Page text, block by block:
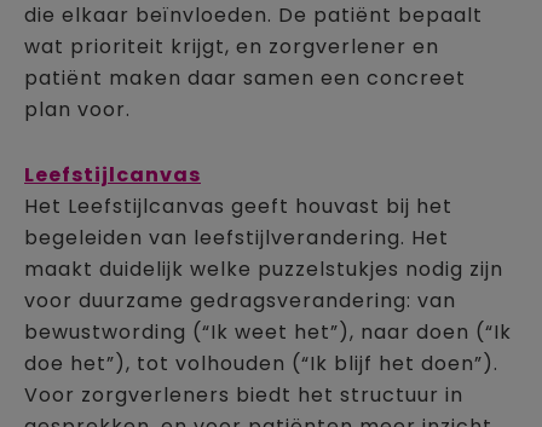
die elkaar beïnvloeden. De patiënt bepaalt
wat prioriteit krijgt, en zorgverlener en
patiënt maken daar samen een concreet
plan voor.
Leefstijlcanvas
Het Leefstijlcanvas geeft houvast bij het
begeleiden van leefstijlverandering. Het
maakt duidelijk welke puzzelstukjes nodig zijn
voor duurzame gedragsverandering: van
bewustwording (“Ik weet het”), naar doen (“Ik
doe het”), tot volhouden (“Ik blijf het doen”).
Voor zorgverleners biedt het structuur in